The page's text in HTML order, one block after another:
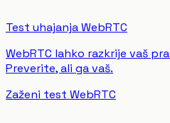
Test uhajanja WebRTC
WebRTC lahko razkrije vaš
Preverite, ali ga vaš.
Zaženi test WebRTC